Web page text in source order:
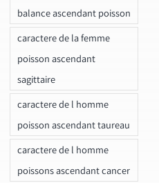
balance ascendant poisson
caractere de la femme
poisson ascendant
sagittaire
caractere de l homme
poisson ascendant taureau
caractere de l homme
poissons ascendant cancer